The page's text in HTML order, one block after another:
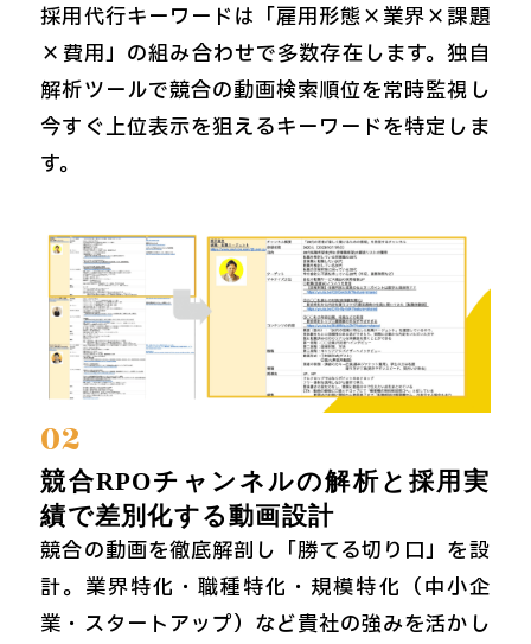
採用代行キーワードは「雇用形態×業界×課題
×費用」の組み合わせで多数存在します。独自
解析ツールで競合の動画検索順位を常時監視し
今すぐ上位表示を狙えるキーワードを特定しま
す。
02
競合RPOチャンネルの解析と採用実
績で差別化する動画設計
競合の動画を徹底解剖し「勝てる切り口」を設
計。業界特化・職種特化・規模特化（中小企
業・スタートアップ）など貴社の強みを活かし